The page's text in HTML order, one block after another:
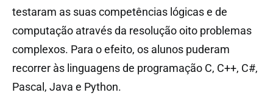
testaram as suas competências lógicas e de
computação através da resolução oito problemas
complexos. Para o efeito, os alunos puderam
recorrer às linguagens de programação C, C++, C#,
Pascal, Java e Python.